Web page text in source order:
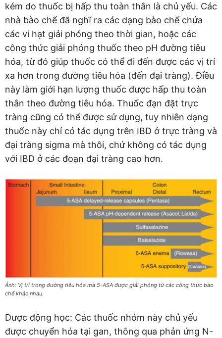
kém do thuốc bị hấp thu toàn thân là chủ yếu. Các
nhà bào chế đã nghĩ ra các dạng bào chế chứa
các vi hạt giải phóng theo thời gian, hoặc các
công thức giải phóng thuốc theo pH đường tiêu
hóa, từ đó giúp thuốc có thể đi đến được các vị trí
xa hơn trong đường tiêu hóa (đến đại tràng). Điều
này làm giới hạn lượng thuốc được hấp thu toàn
thân theo đường tiêu hóa. Thuốc đạn đặt trực
tràng cũng có thể được sử dụng, tuy nhiên dạng
thuốc này chỉ có tác dụng trên IBD ở trực tràng và
đại tràng sigma mà thôi, chứ không có tác dụng
với IBD ở các đoạn đại tràng cao hơn.
Ảnh: Vị trí trong đường tiêu hóa mà 5-ASA được giải phóng từ các công thức bào
chế khác nhau.
Dược động học: Các thuốc nhóm này chủ yếu
được chuyển hóa tại gan, thông qua phản ứng N-